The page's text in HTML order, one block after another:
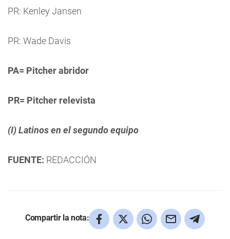
PR: Kenley Jansen
PR: Wade Davis
PA= Pitcher abridor
PR= Pitcher relevista
(I) Latinos en el segundo equipo
FUENTE: REDACCIÓN
Compartir la nota: